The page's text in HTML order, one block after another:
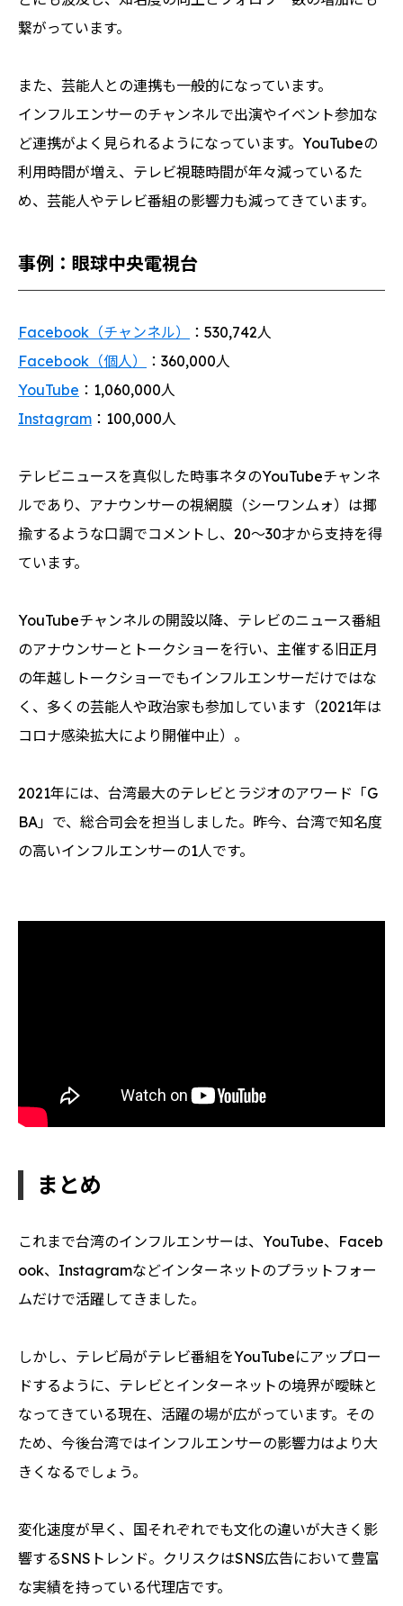
繋がっています。
また、芸能人との連携も一般的になっています。
インフルエンサーのチャンネルで出演やイベント参加な
ど連携がよく見られるようになっています。YouTubeの
利用時間が増え、テレビ視聴時間が年々減っているた
め、芸能人やテレビ番組の影響力も減ってきています。
事例：眼球中央電視台
Facebook（チャンネル）
：530,742人
Facebook（個人）
：360,000人
YouTube ：1,060,000人
Instagram ：100,000人
テレビニュースを真似した時事ネタのYouTubeチャンネ
ルであり、アナウンサーの視網膜（シーワンムォ）は揶
揄するような口調でコメントし、20〜30才から支持を得
ています。
YouTubeチャンネルの開設以降、テレビのニュース番組
のアナウンサーとトークショーを行い、主催する旧正月
の年越しトークショーでもインフルエンサーだけではな
く、多くの芸能人や政治家も参加しています（2021年は
コロナ感染拡大により開催中止）。
2021年には、台湾最大のテレビとラジオのアワード「G
BA」で、総合司会を担当しました。昨今、台湾で知名度
の高いインフルエンサーの1人です。
まとめ
これまで台湾のインフルエンサーは、YouTube、Faceb
ook、Instagramなどインターネットのプラットフォー
ムだけで活躍してきました。
しかし、テレビ局がテレビ番組をYouTubeにアップロー
ドするように、テレビとインターネットの境界が曖昧と
なってきている現在、活躍の場が広がっています。その
ため、今後台湾ではインフルエンサーの影響力はより大
きくなるでしょう。
変化速度が早く、国それぞれでも文化の違いが大きく影
響するSNSトレンド。クリスクはSNS広告において豊富
な実績を持っている代理店です。